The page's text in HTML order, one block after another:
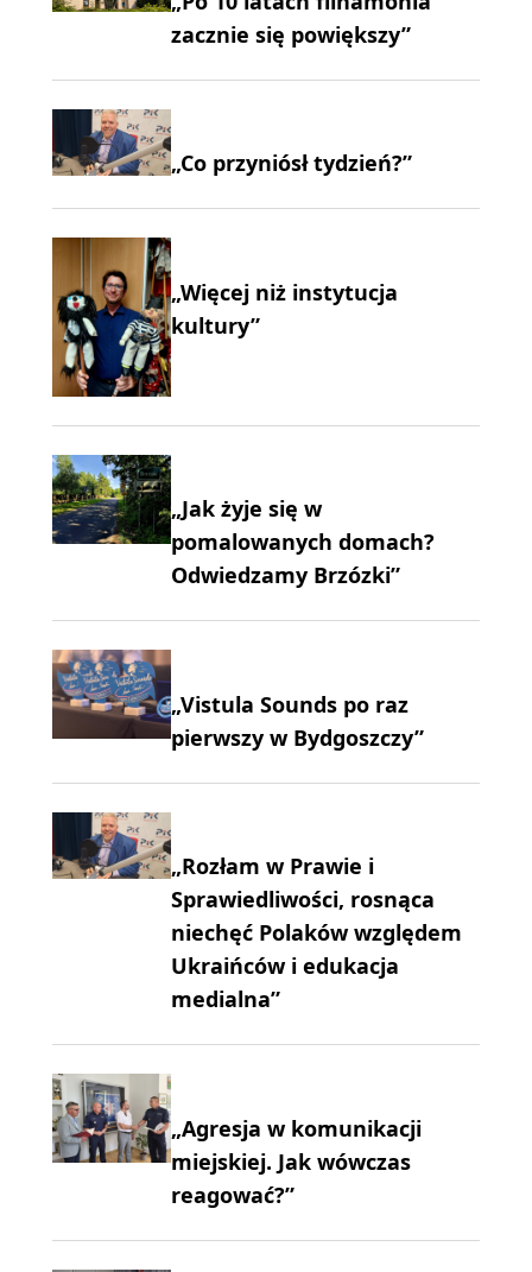
zacznie się powiększy”
„Co przyniósł tydzień?”
„Więcej niż instytucja
kultury”
„Jak żyje się w
pomalowanych domach?
Odwiedzamy Brzózki”
„Vistula Sounds po raz
pierwszy w Bydgoszczy”
„Rozłam w Prawie i
Sprawiedliwości, rosnąca
niechęć Polaków względem
Ukraińców i edukacja
medialna”
„Agresja w komunikacji
miejskiej. Jak wówczas
reagować?”